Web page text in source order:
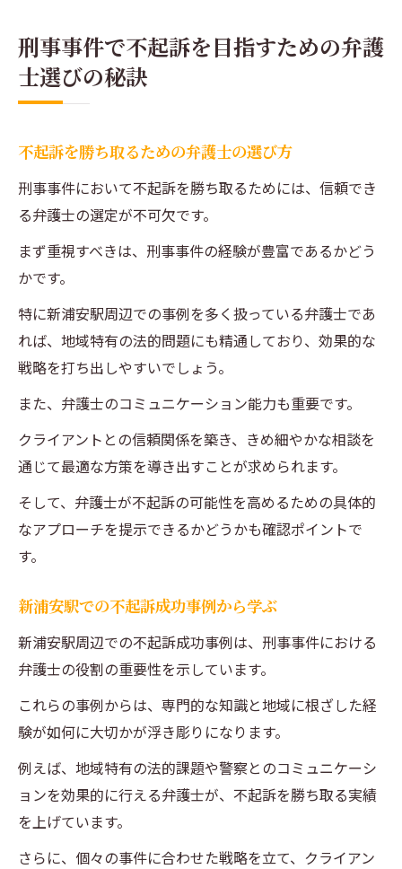
刑事事件で不起訴を目指すための弁護
士選びの秘訣
不起訴を勝ち取るための弁護士の選び方
刑事事件において不起訴を勝ち取るためには、信頼でき
る弁護士の選定が不可欠です。
まず重視すべきは、刑事事件の経験が豊富であるかどう
かです。
特に新浦安駅周辺での事例を多く扱っている弁護士であ
れば、地域特有の法的問題にも精通しており、効果的な
戦略を打ち出しやすいでしょう。
また、弁護士のコミュニケーション能力も重要です。
クライアントとの信頼関係を築き、きめ細やかな相談を
通じて最適な方策を導き出すことが求められます。
そして、弁護士が不起訴の可能性を高めるための具体的
なアプローチを提示できるかどうかも確認ポイントで
す。
新浦安駅での不起訴成功事例から学ぶ
新浦安駅周辺での不起訴成功事例は、刑事事件における
弁護士の役割の重要性を示しています。
これらの事例からは、専門的な知識と地域に根ざした経
験が如何に大切かが浮き彫りになります。
例えば、地域特有の法的課題や警察とのコミュニケーシ
ョンを効果的に行える弁護士が、不起訴を勝ち取る実績
を上げています。
さらに、個々の事件に合わせた戦略を立て、クライアン